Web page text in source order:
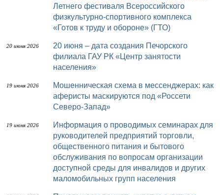
Летнего фестиваля Всероссийского
физкультурно-спортивного комплекса
«Готов к труду и обороне» (ГТО)
20 июня 2026
20 июня – дата создания Печорского
филиала ГАУ РК «Центр занятости
населения»
19 июня 2026
Мошенническая схема в мессенджерах: как
аферисты маскируются под «Россети
Северо-Запад»
19 июня 2026
Информация о проводимых семинарах для
руководителей предприятий торговли,
общественного питания и бытового
обслуживания по вопросам организации
доступной среды для инвалидов и других
маломобильных групп населения